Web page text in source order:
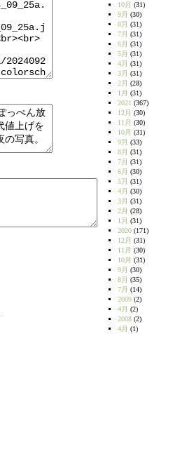
10月 (31)
9月 (30)
8月 (31)
7月 (31)
6月 (31)
5月 (31)
4月 (31)
3月 (31)
2月 (28)
1月 (31)
2021 (367)
12月 (30)
11月 (30)
10月 (31)
9月 (33)
8月 (31)
7月 (31)
6月 (30)
5月 (31)
4月 (30)
3月 (31)
2月 (28)
1月 (31)
2020 (171)
12月 (31)
11月 (30)
10月 (31)
9月 (30)
8月 (35)
7月 (14)
2009 (2)
4月 (2)
2008 (2)
4月 (1)